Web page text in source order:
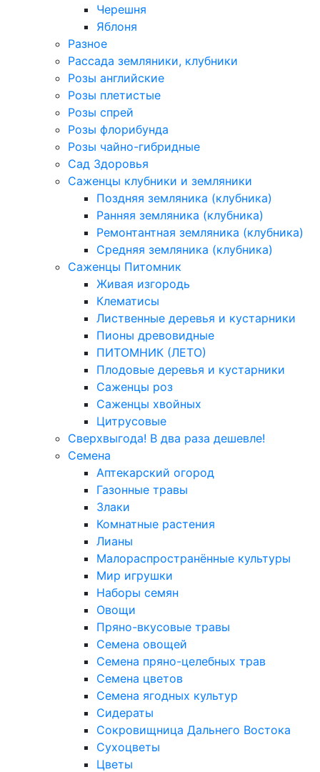
Черешня
Яблоня
Разное
Рассада земляники, клубники
Розы английские
Розы плетистые
Розы спрей
Розы флорибунда
Розы чайно-гибридные
Сад Здоровья
Саженцы клубники и земляники
Поздняя земляника (клубника)
Ранняя земляника (клубника)
Ремонтантная земляника (клубника)
Средняя земляника (клубника)
Саженцы Питомник
Живая изгородь
Клематисы
Лиственные деревья и кустарники
Пионы древовидные
ПИТОМНИК (ЛЕТО)
Плодовые деревья и кустарники
Саженцы роз
Саженцы хвойных
Цитрусовые
Сверхвыгода! В два раза дешевле!
Семена
Аптекарский огород
Газонные травы
Злаки
Комнатные растения
Лианы
Малораспространённые культуры
Мир игрушки
Наборы семян
Овощи
Пряно-вкусовые травы
Семена овощей
Семена пряно-целебных трав
Семена цветов
Семена ягодных культур
Сидераты
Сокровищница Дальнего Востока
Сухоцветы
Цветы